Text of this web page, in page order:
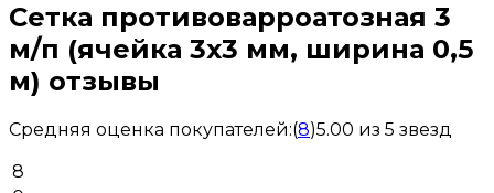
Сетка противоварроатозная 3
м/п (ячейка 3х3 мм, ширина 0,5
м) отзывы
Средняя оценка покупателей:(8)5.00 из 5 звезд
8